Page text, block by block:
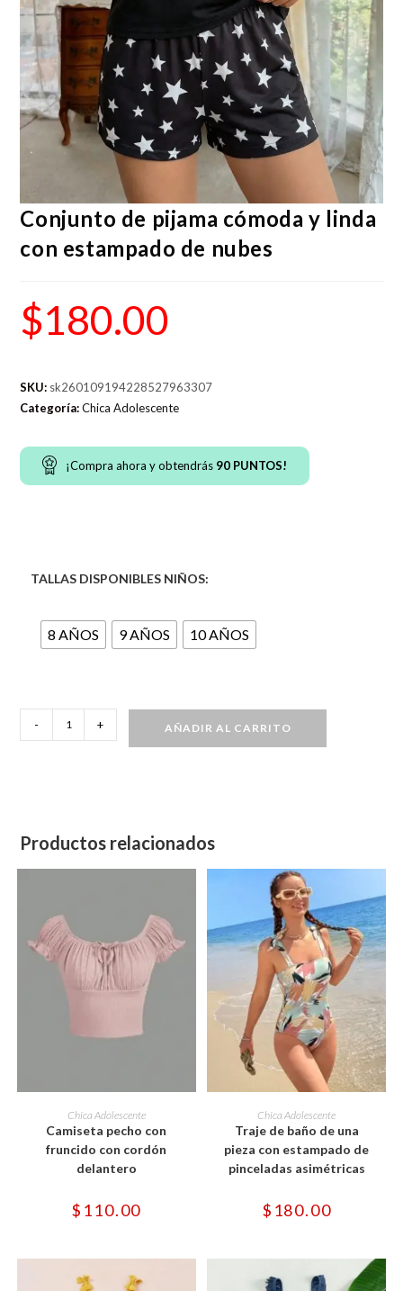
Conjunto de pijama cómoda y linda
con estampado de nubes
$180.00
SKU: sk260109194228527963307
Categoría:Chica Adolescente
¡Compra ahora y obtendrás 90 PUNTOS!
TALLAS DISPONIBLES NIÑOS:
8 AÑOS 9 AÑOS 10 AÑOS
Conjunto
de
con
nubes
cantidad
- + AÑADIR AL CARRITO
Productos relacionados
SELECCIONAR OPCIONES
Este
producto
tiene
múltiples
variantes.
opciones
elegir
de
producto
Chica Adolescente
Camiseta pecho con
fruncido con cordón
delantero
$ 110.00
SELECCIONAR OPCIONES
Este
producto
tiene
múltiples
variantes.
Las
opciones
elegir
de
producto
Chica Adolescente
Traje de baño de una
pieza con estampado de
pinceladas asimétricas
$ 180.00